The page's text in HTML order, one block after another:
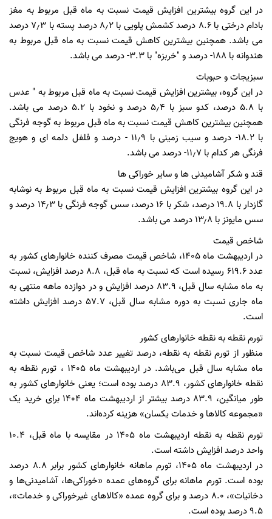
در این گروه بیشترین افزایش قیمت نسبت به ماه قبل مربوط به مغز
بادام درختی با ۸.۶ درصد کشمش پلویی با ۸٫۲ درصد پسته با ۷٫۳ درصد
می باشد. همچنین بیشترین کاهش قیمت نسبت به ماه قبل مربوط به
هندوانه با ۱۸۸- درصد و "خربزه" با 3.3- درصد می باشد.
سبزیجات و حبوبات
در این گروه، بیشترین افزایش قیمت نسبت به ماه قبل مربوط به " عدس
با ۵.۸ درصد، کدو سبز با ۵٫۴ درصد و نخود با 5.2 درصد می باشد.
همچنین بیشترین کاهش قیمت نسبت به ماه قبل مربوط به گوجه فرنگی
با ۱۸.۲- درصد و سیب زمینی با ۱۱٫۹ - درصد و فلفل دلمه ای و هویج
فرنگی هر کدام با ۱۱٫۷- درصد می باشد.
قند و شکر آشامیدنی ها و سایر خوراکی ها
در این گروه بیشترین افزایش قیمت نسبت به ماه قبل مربوط به نوشابه
گازدار با ۱۹.۸ درصد، شکر با ۱۶ درصد، سس گوجه فرنگی با ۱۴٫۳ درصد و
سس مایونز با ۱۳٫۸ درصد می باشد.
شاخص قیمت
در اردیبهشت ماه 1405، شاخص قیمت مصرف کننده خانوارهای کشور به
عدد 619.6 رسیده است که نسبت به ماه قبل، 8.8 درصد افزایش، نسبت
به ماه مشابه سال قبل، 83.9 درصد افزایش و در دوازده ماهه منتهی به
ماه جاری نسبت به دوره مشابه سال قبل، 57.7 درصد افزایش داشته
است.
تورم نقطه به نقطه خانوارهای کشور
منظور از تورم نقطه به نقطه، درصد تغییر عدد شاخص قیمت نسبت به
ماه مشابه سال قبل می‌باشد. در اردیبهشت ماه 1405 ، تورم نقطه به
نقطه خانوارهای کشور، 83.9 درصد بوده است؛ یعنی خانوارهای کشور به
طور میانگین، 83.9 درصد بیشتر از اردیبهشت ماه 1404 برای خرید یک
«مجموعه کالاها و خدمات یکسان» هزینه کرده­‌اند.
تورم نقطه به نقطه اردیبهشت ماه 1405 در مقایسه با ماه قبل، 10.4
واحد درصد افزایش داشته است.
در اردیبهشت ماه 1405، تورم ماهانه خانوارهای کشور برابر 8.8 درصد
بوده است. تورم ماهانه برای گروه‌های عمده «خوراکی‌ها، آشامیدنی‌ها و
دخانیات»، 8.0 درصد و برای گروه عمده «کالاهای غیرخوراکی و خدمات»،
9.5 درصد بوده است.